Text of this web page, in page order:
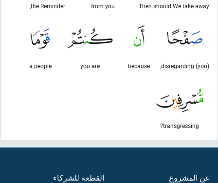
Then should We take away
from you
the Reminder,
disregarding (you),
because
you are
a people
transgressing?
عن المشروع
القطعة للشركاء